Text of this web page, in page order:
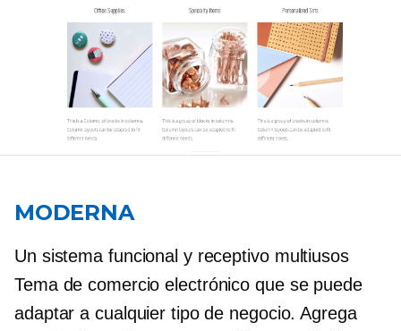
MODERNA
Un sistema funcional y receptivo multiusos
Tema de comercio electrónico que se puede
adaptar a cualquier tipo de negocio. Agrega